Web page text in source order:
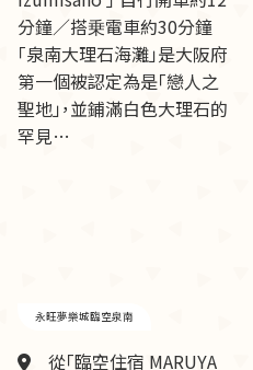
分鐘／搭乗電車約30分鐘
「泉南大理石海灘」是大阪府
第一個被認定為是「戀人之
聖地」，並鋪滿白色大理石的
罕見…
永旺夢樂城臨空泉南
從「臨空住宿 MARUYA